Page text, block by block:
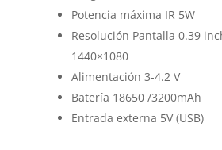
Potencia máxima IR 5W
Resolución Pantalla 0.39
1440×1080
Alimentación 3-4.2 V
Batería 18650 /3200mAh
Entrada externa 5V (USB)